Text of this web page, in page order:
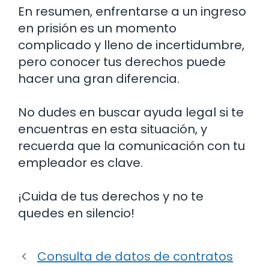
En resumen, enfrentarse a un ingreso
en prisión es un momento
complicado y lleno de incertidumbre,
pero conocer tus derechos puede
hacer una gran diferencia.
No dudes en buscar ayuda legal si te
encuentras en esta situación, y
recuerda que la comunicación con tu
empleador es clave.
¡Cuida de tus derechos y no te
quedes en silencio!
Consulta de datos de contratos